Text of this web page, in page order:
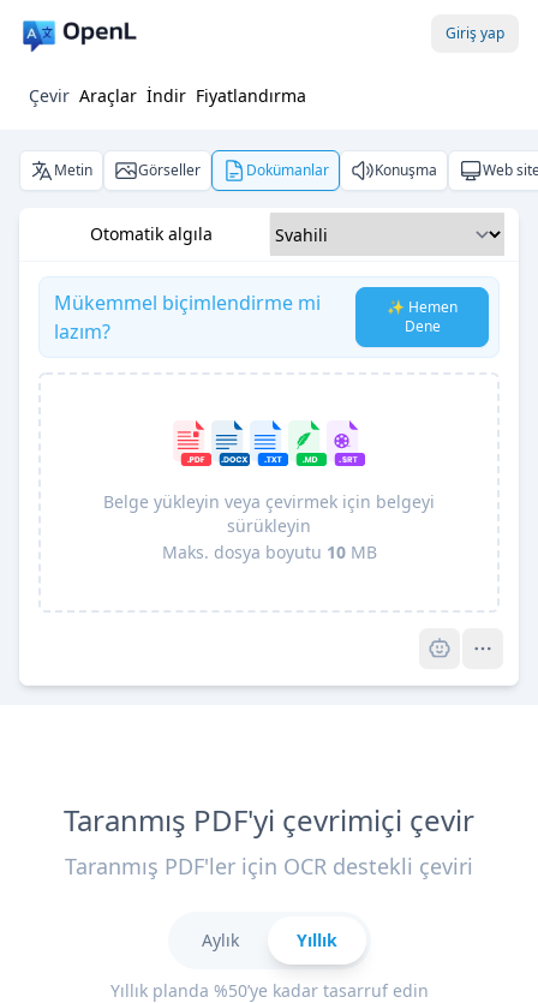
Giriş yap
Çevir Araçlar İndir Fiyatlandırma
Metin Görseller Dokümanlar Konuşma Web
Otomatik algıla
Mükemmel biçimlendirme mi
lazım?
✨ Hemen
Dene
Belge yükleyin veya çevirmek için belgeyi
sürükleyin
Maks. dosya boyutu 10MB
Taranmış PDF'yi çevrimiçi çevir
Taranmış PDF'ler için OCR destekli çeviri
Aylık Yıllık
Yıllık planda %50’ye kadar tasarruf edin